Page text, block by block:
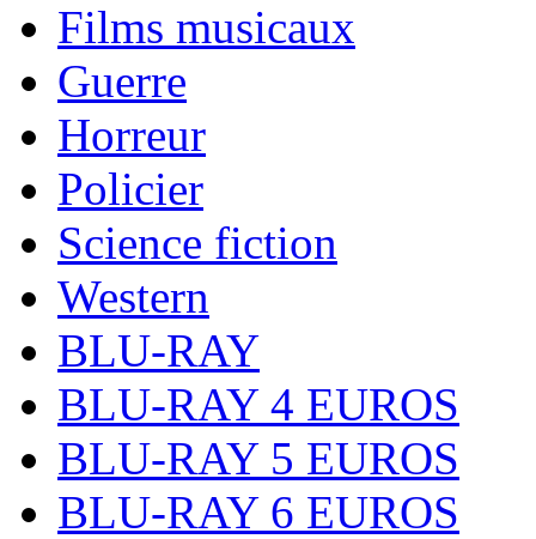
Films musicaux
Guerre
Horreur
Policier
Science fiction
Western
BLU-RAY
BLU-RAY 4 EUROS
BLU-RAY 5 EUROS
BLU-RAY 6 EUROS